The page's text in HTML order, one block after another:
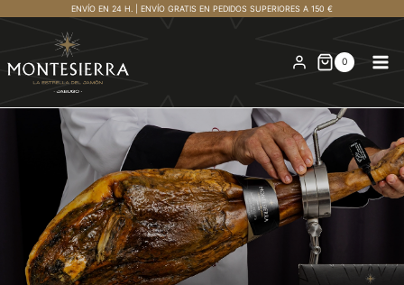
contenido
ENVÍO EN 24 H. | ENVÍO GRATIS EN PEDIDOS SUPERIORES A 150 €
0